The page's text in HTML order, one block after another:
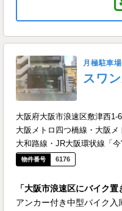
月極駐車場
スワ
大阪府大阪市浪速区敷津西1-
大阪メトロ四つ橋線・大阪
大和路線・JR大阪環状線「
6176
「大阪市浪速区にバイク置
アンカー付き中型バイク